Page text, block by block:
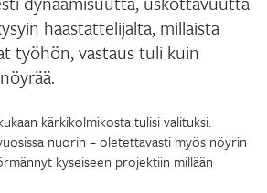
haastattelijalta, millaista
työhön, vastaus tuli kuin
kärkikolmikosta tulisi valituksi.
nuorin – oletettavasti myös nöyrin
kyseiseen projektiin millään